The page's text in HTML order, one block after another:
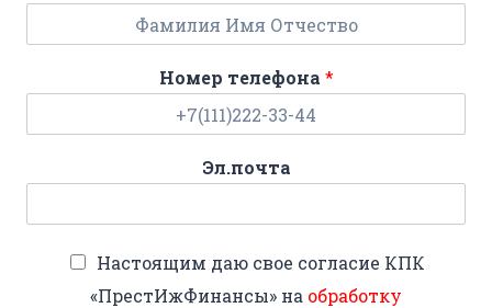
Номер телефона *
Эл.почта
Настоящим даю свое согласие КПК
«ПрестИжФинансы» на обработку